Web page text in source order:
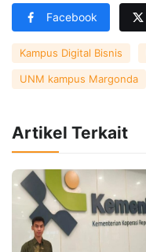
Facebook
Kampus Digital Bisnis
UNM kampus Margonda
Artikel Terkait